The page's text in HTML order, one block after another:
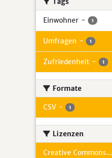
Einwohner - 1
Umfragen - 1
Zufriedenheit - 1
Formate
CSV - 1
Lizenzen
Creative Commons...